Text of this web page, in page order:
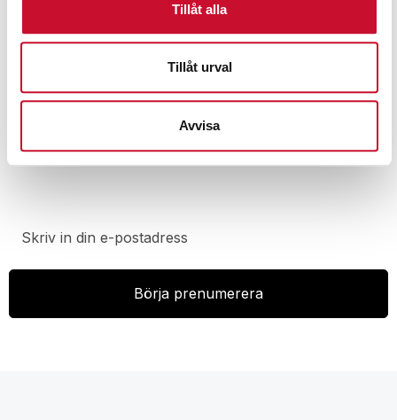
Tillåt alla
Tillåt urval
Avvisa
17,490.00kr Exkl. moms